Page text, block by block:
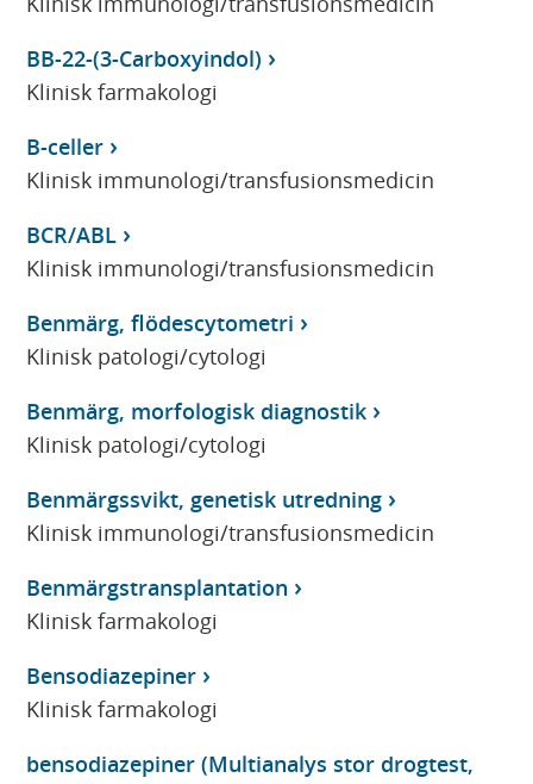
BB-22-(3-Carboxyindol)
Klinisk farmakologi
B-celler
Klinisk immunologi/transfusionsmedicin
BCR/ABL
Klinisk immunologi/transfusionsmedicin
Benmärg, flödescytometri
Klinisk patologi/cytologi
Benmärg, morfologisk diagnostik
Klinisk patologi/cytologi
Benmärgssvikt, genetisk utredning
Klinisk immunologi/transfusionsmedicin
Benmärgstransplantation
Klinisk farmakologi
Bensodiazepiner
Klinisk farmakologi
bensodiazepiner (Multianalys stor drogtest,